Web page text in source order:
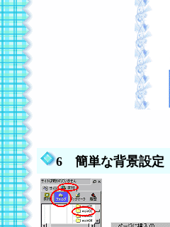
6 簡単な背景設定